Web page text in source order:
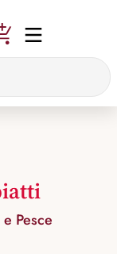
Pesce